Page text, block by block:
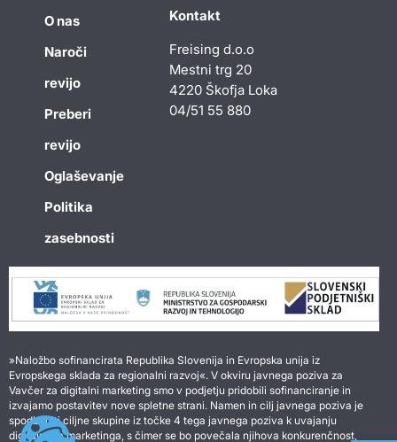
O nas
Naroči
revijo
Preberi
revijo
Oglaševanje
Politika
zasebnosti
Kontakt
Freising d.o.o
Mestni trg 20
4220 Škofja Loka
04/51 55 880
»Naložbo sofinancirata Republika Slovenija in Evropska unija iz
Evropskega sklada za regionalni razvoj«. V okviru javnega poziva za
Vavčer za digitalni marketing smo v podjetju pridobili sofinanciranje in
izvajamo postavitev nove spletne strani. Namen in cilj javnega poziva je
spodbuditi ciljne skupine iz točke 4 tega javnega poziva k uvajanju
digitalnega marketinga, s čimer se bo povečala njihova konkurenčnost,